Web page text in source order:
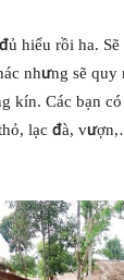
hiểu rồi ha.
nhưng sẽ quy
kín. Các bạn có
lạc đà,